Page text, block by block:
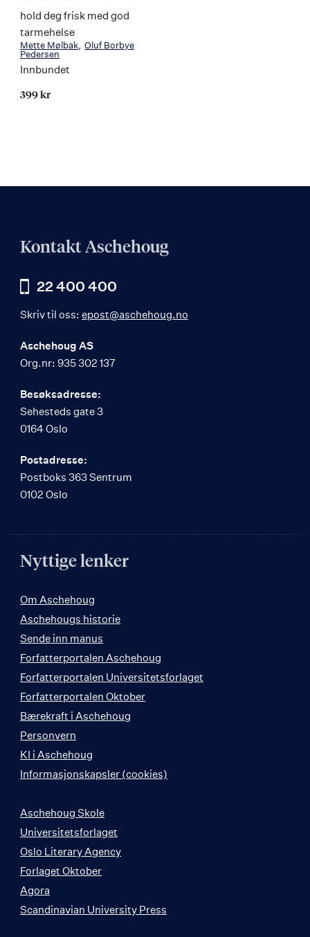
hold deg frisk med god
tarmehelse
Mette Mølbak Oluf Borbye
Pedersen
Innbundet
399 kr
Kontakt Aschehoug
22 400 400
Skriv til oss: epost@aschehoug.no
Aschehoug AS
Org.nr: 935 302 137
Besøksadresse:
Sehesteds gate 3
0164 Oslo
Postadresse:
Postboks 363 Sentrum
0102 Oslo
Nyttige lenker
Om Aschehoug
Aschehougs historie
Sende inn manus
Forfatterportalen Aschehoug
Forfatterportalen Universitetsforlaget
Forfatterportalen Oktober
Bærekraft i Aschehoug
Personvern
KI i Aschehoug
Informasjonskapsler (cookies)
Aschehoug Skole
Universitetsforlaget
Oslo Literary Agency
Forlaget Oktober
Agora
Scandinavian University Press